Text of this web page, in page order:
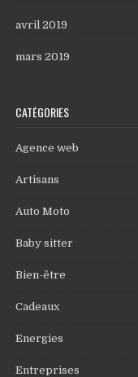
avril 2019
mars 2019
CATÉGORIES
Agence web
Artisans
Auto Moto
Baby sitter
Bien-être
Cadeaux
Energies
Entreprises